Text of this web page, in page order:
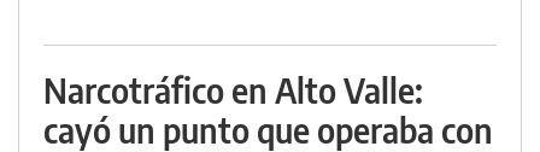
Narcotráfico en Alto Valle:
cayó un punto que operaba con